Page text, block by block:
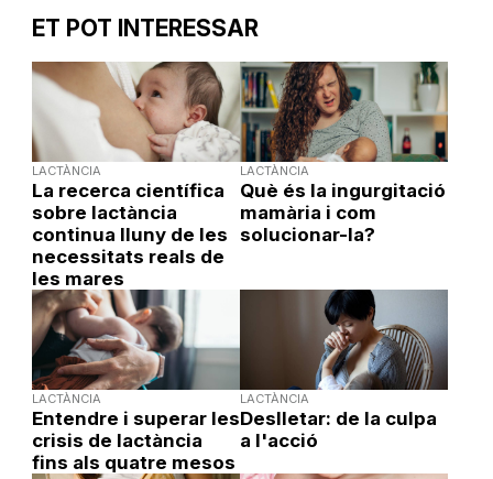
ET POT INTERESSAR
LACTÀNCIA
La recerca científica
sobre lactància
continua lluny de les
necessitats reals de
les mares
LACTÀNCIA
Què és la ingurgitació
mamària i com
solucionar-la?
LACTÀNCIA
Entendre i superar les
crisis de lactància
fins als quatre mesos
LACTÀNCIA
Deslletar: de la culpa
a l'acció